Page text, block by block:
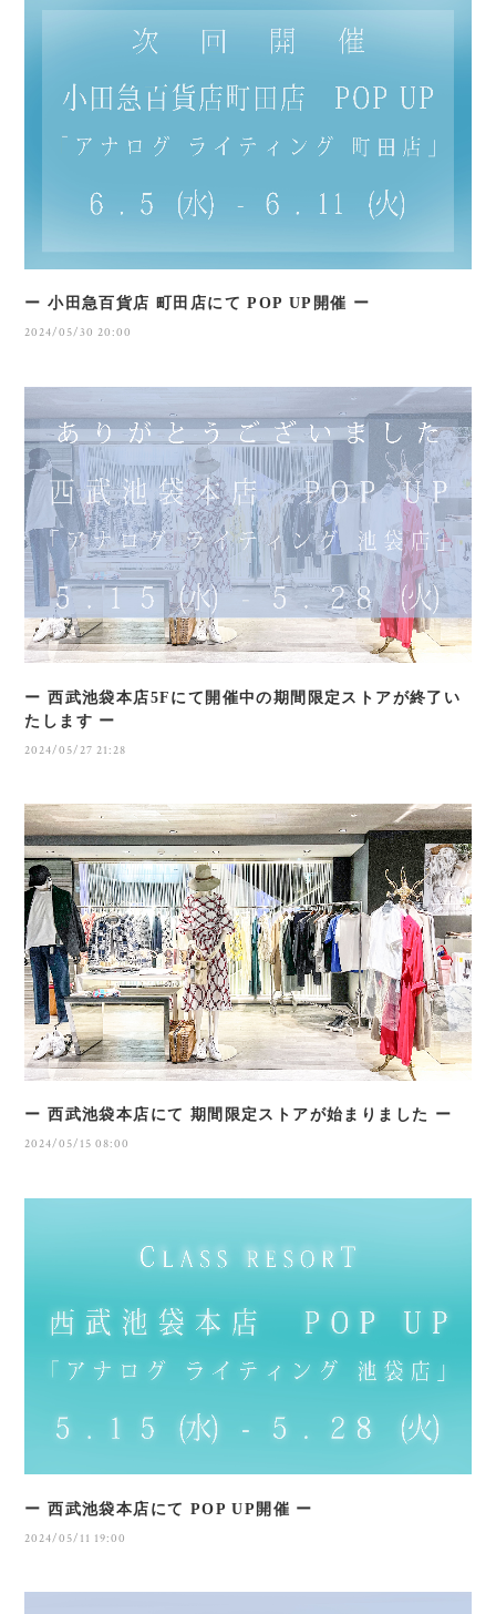
ー 小田急百貨店 町田店にて POP UP開催 ー
2024/05/30 20:00
ー 西武池袋本店5Fにて開催中の期間限定ストアが終了い
たします ー
2024/05/27 21:28
ー 西武池袋本店にて 期間限定ストアが始まりました ー
2024/05/15 08:00
ー 西武池袋本店にて POP UP開催 ー
2024/05/11 19:00